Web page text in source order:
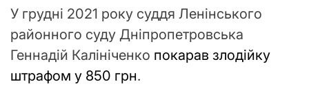
У грудні 2021 року суддя Ленінського
районного суду Дніпропетровська
Геннадій Калініченко покарав злодійку
штрафом у 850 грн.